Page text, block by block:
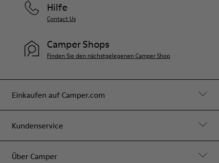
Einkaufen auf Camper.com
Kundenservice
Über Camper
Hilfe
Contact Us
Camper Shops
Finden Sie den nächstgelegenen Camper Shop